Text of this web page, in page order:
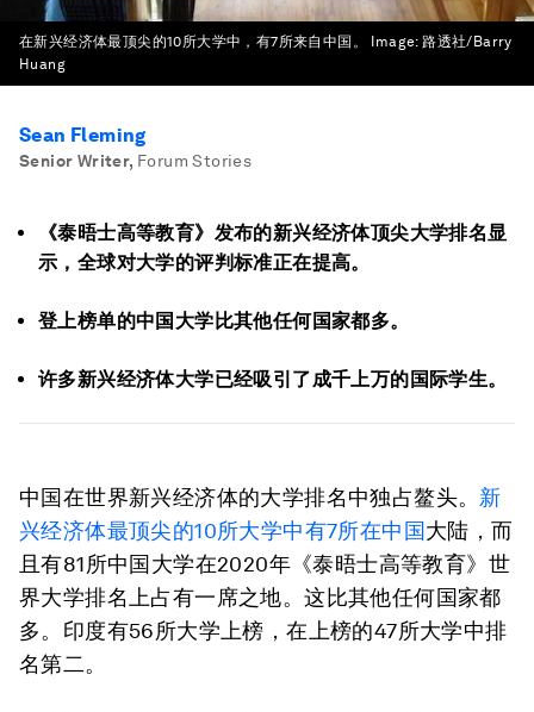
在新兴经济体最顶尖的10所大学中，有7所来自中国。 Image:路透社/Barry
Huang
Sean Fleming
Senior Writer, Forum Stories
《泰晤士高等教育》发布的新兴经济体顶尖大学排名显
示，全球对大学的评判标准正在提高。
登上榜单的中国大学比其他任何国家都多。
许多新兴经济体大学已经吸引了成千上万的国际学生。
中国在世界新兴经济体的大学排名中独占鳌头。 新
兴经济体最顶尖的10所大学中有7所在中国大陆，而
且有81所中国大学在2020年《泰晤士高等教育》世
界大学排名上占有一席之地。这比其他任何国家都
多。印度有56所大学上榜，在上榜的47所大学中排
名第二。